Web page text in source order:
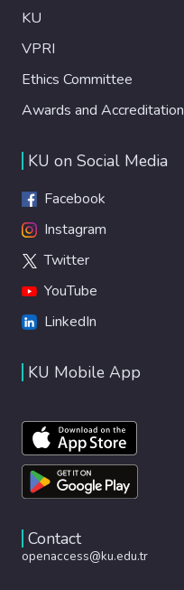
KU
VPRI
Ethics Committee
Awards and Accreditation
KU on Social Media
Facebook
Instagram
Twitter
YouTube
LinkedIn
KU Mobile App
Contact
openaccess@ku.edu.tr